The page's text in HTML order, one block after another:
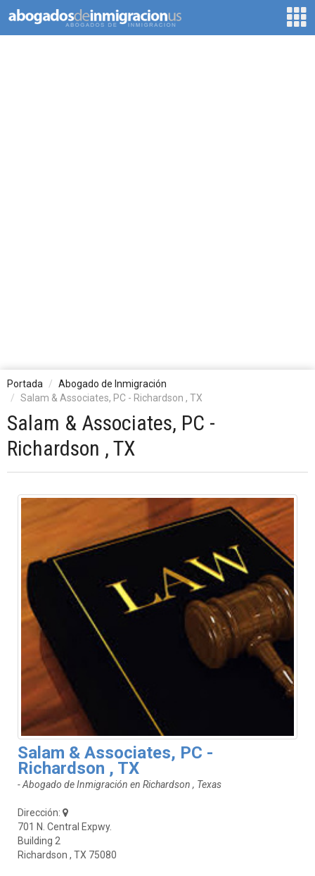
Portada
Abogado de Inmigración
Salam & Associates, PC - Richardson , TX
Salam & Associates, PC -
Richardson , TX
Salam & Associates, PC -
Richardson , TX
- Abogado de Inmigración en Richardson , Texas
Dirección:
701 N. Central Expwy.
Building 2
Richardson , TX 75080